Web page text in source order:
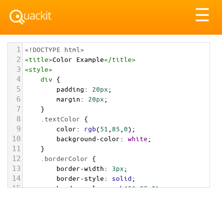
☰
1 <!DOCTYPE html>
2 <title>Color Example</title>
3 <style>
4 div {
5 padding: 20px;
6 margin: 20px;
7 }
8 .textColor {
9 color: rgb(51 85 0);
10 background-color: white;
11 }
12 .borderColor {
13 border-width: 3px;
14 border-style: solid;
15 border-color: rgb(51,85,0);